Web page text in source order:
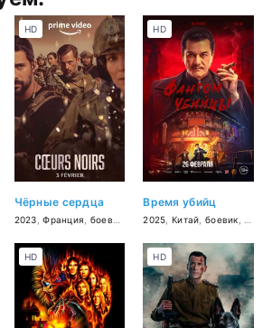
Франция ,США,военный драма,история
Чёрные сердца
2023 ,Франция боевик триллер ,драма ,
HD
Время убийц
2025 Китай боевик
HD
HD HD